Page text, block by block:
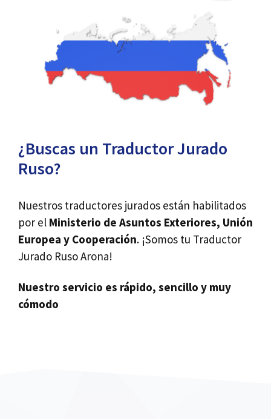
¿Buscas un Traductor Jurado
Ruso?
Nuestros traductores jurados están habilitados
por el Ministerio de Asuntos Exteriores, Unión
Europea y Cooperación. ¡Somos tu Traductor
Jurado Ruso Arona!
Nuestro servicio es rápido, sencillo y muy
cómodo